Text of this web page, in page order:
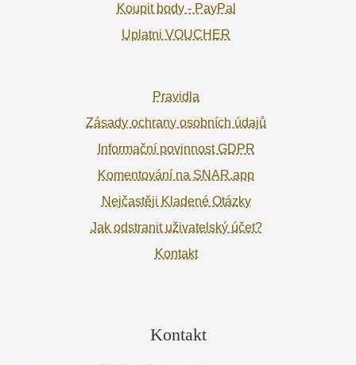
Koupit body - PayPal
Uplatni VOUCHER
Pravidla
Zásady ochrany osobních údajů
Informační povinnost GDPR
Komentování na SNAR.app
Nejčastěji Kladené Otázky
Jak odstranit uživatelský účet?
Kontakt
Kontakt